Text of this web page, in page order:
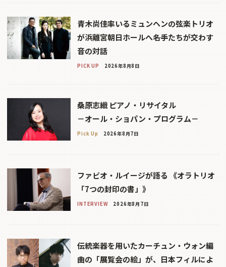
青木尚佳率いるミュンヘンの弦楽トリオ
が浜離宮朝日ホールへ――名手たちが交わす
音の対話
PICK UP 2026年8月8日
桑原志織 ピアノ・リサイタル
－オール・ショパン・プログラム－
Pick Up 2026年8月7日
ファビオ・ルイージが語る 《オラトリオ
「7つの封印の書」》
INTERVIEW 2026年8月7日
伝統楽器を用いたカーチュン・ウォン編
曲の「展覧会の絵」が、日本フィルによ